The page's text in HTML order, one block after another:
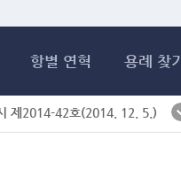
항별 연혁 용례 찾기
제2014-42호(2014. 12. 5.)